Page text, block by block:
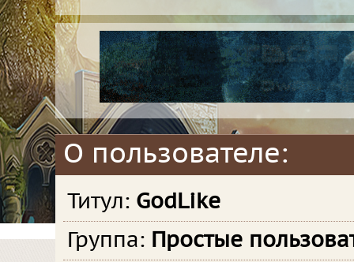
О пользователе:
Титул: GodLike
Группа: Простые